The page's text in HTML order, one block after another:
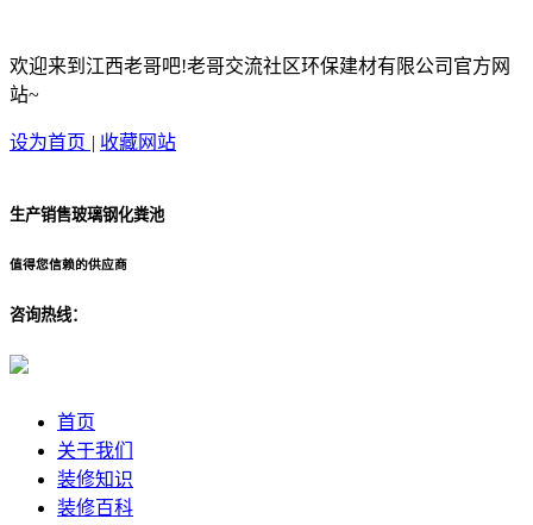
欢迎来到江西老哥吧!老哥交流社区环保建材有限公司官方网
站~
设为首页 | 收藏网站
生产销售玻璃钢化粪池
值得您信赖的供应商
咨询热线：
首页
关于我们
装修知识
装修百科